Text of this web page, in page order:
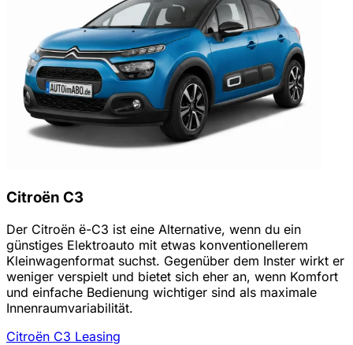
Citroën C3
Der Citroën ë-C3 ist eine Alternative, wenn du ein
günstiges Elektroauto mit etwas konventionellerem
Kleinwagenformat suchst. Gegenüber dem Inster wirkt er
weniger verspielt und bietet sich eher an, wenn Komfort
und einfache Bedienung wichtiger sind als maximale
Innenraumvariabilität.
Citroën C3 Leasing